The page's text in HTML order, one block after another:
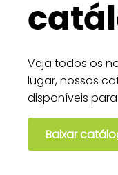
Veja todos os
lugar, nossos
disponíveis
Baixar